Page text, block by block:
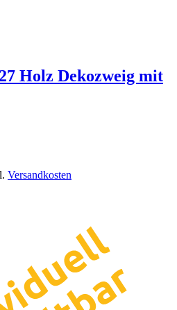
Holz Dekozweig mit
Versandkosten